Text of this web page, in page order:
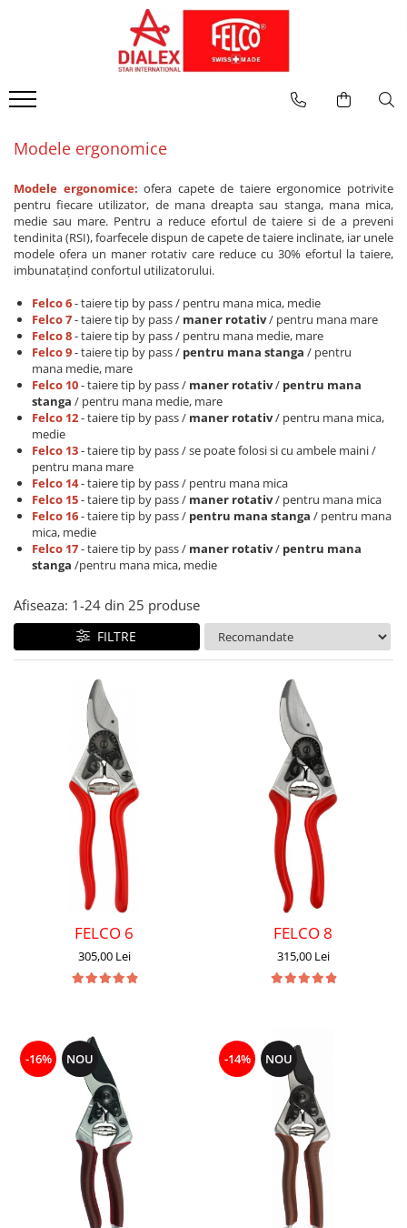
FOARFECE LA O MANA
Modele Editie speciala
Pentru recoltat si cizelat, snip
Pentru aplicatii speciale
FOARFECE LA DOUA MAINI
Cu manere din aluminiu
Cu sistem de parghie
Cu maner extensibil
Cu manere din aluminiu forjat
FIERASTRAIE
FOARFECE PENTRU GARD VIU
CUTITE PENTRU ALTOIT
CUTITE DE BUZUNAR
FOARFECE ELECTRICE SI ACCESORII
ACCESORII
CLESTI
UNELTE PENTRU GRADINARIT
PIESE DE SCHIMB
Foarfece la o mana
Fierastraie
Foarfece electrice
Mentenanta
Modele ergonomice
Modele ergonomice: ofera capete de taiere ergonomice potrivite
pentru fiecare utilizator, de mana dreapta sau stanga, mana mica,
medie sau mare. Pentru a reduce efortul de taiere si de a preveni
tendinita (RSI), foarfecele dispun de capete de taiere inclinate, iar unele
modele ofera un maner rotativ care reduce cu 30% efortul la taiere,
imbunatațind confortul utilizatorului.
Felco 6- taiere tip by pass / pentru mana mica, medie
Felco 7- taiere tip by pass / maner rotativ/ pentru mana mare
Felco 8- taiere tip by pass / pentru mana medie, mare
Felco 9- taiere tip by pass / pentru mana stanga / pentru
mana medie, mare
Felco 10- taiere tip by pass / maner rotativ/ pentru mana
stanga / pentru mana medie, mare
Felco 12- taiere tip by pass / maner rotativ/ pentru mana mica,
medie
Felco 13- taiere tip by pass / se poate folosi si cu ambele maini /
pentru mana mare
Felco 14- taiere tip by pass / pentru mana mica
Felco 15- taiere tip by pass / maner rotativ/ pentru mana mica
Felco 16- taiere tip by pass / pentru mana stanga / pentru mana
mica, medie
Felco 17- taiere tip by pass / maner rotativ/ pentru mana
stanga /pentru mana mica, medie
Afiseaza: 1-24 din 25 produse
FILTRE
FELCO 6
305,00 Lei
FELCO 8
315,00 Lei
-16% NOU -14% NOU